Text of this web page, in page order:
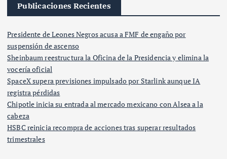
Publicaciones Recientes
Presidente de Leones Negros acusa a FMF de engaño por
suspensión de ascenso
Sheinbaum reestructura la Oficina de la Presidencia y elimina la
vocería oficial
SpaceX supera previsiones impulsado por Starlink aunque IA
registra pérdidas
Chipotle inicia su entrada al mercado mexicano con Alsea a la
cabeza
HSBC reinicia recompra de acciones tras superar resultados
trimestrales